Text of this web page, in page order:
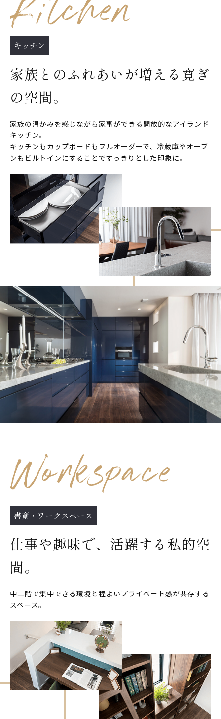
キッチン
家族とのふれあいが増える寛ぎ
の空間。
家族の温かみを感じながら家事ができる開放的なアイランド
キッチン。
キッチンもカップボードもフルオーダーで、冷蔵庫やオーブ
ンもビルトインにすることですっきりとした印象に。
書斎・ワークスペース
仕事や趣味で、活躍する私的空
間。
中二階で集中できる環境と程よいプライベート感が共存する
スペース。